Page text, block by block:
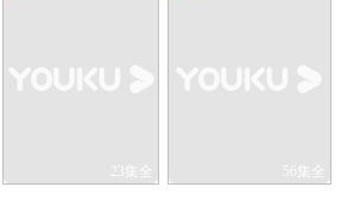
23集全 56集全